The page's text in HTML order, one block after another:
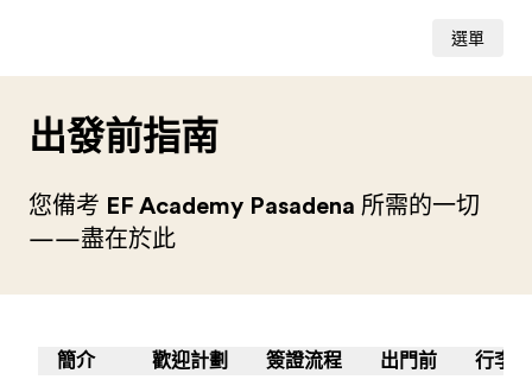
選單
出發前指南
您備考 EF Academy Pasadena 所需的一切
——盡在於此
簡介 歡迎計劃 簽證流程 出門前 行李